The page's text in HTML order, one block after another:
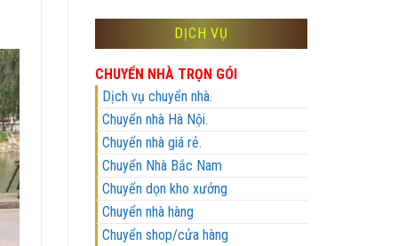
DỊCH VỤ
CHUYỂN NHÀ TRỌN GÓI
Dịch vụ chuyển nhà.
Chuyển nhà Hà Nội.
Chuyển nhà giá rẻ.
Chuyển Nhà Bắc Nam
Chuyển dọn kho xưởng
Chuyển nhà hàng
Chuyển shop/cửa hàng